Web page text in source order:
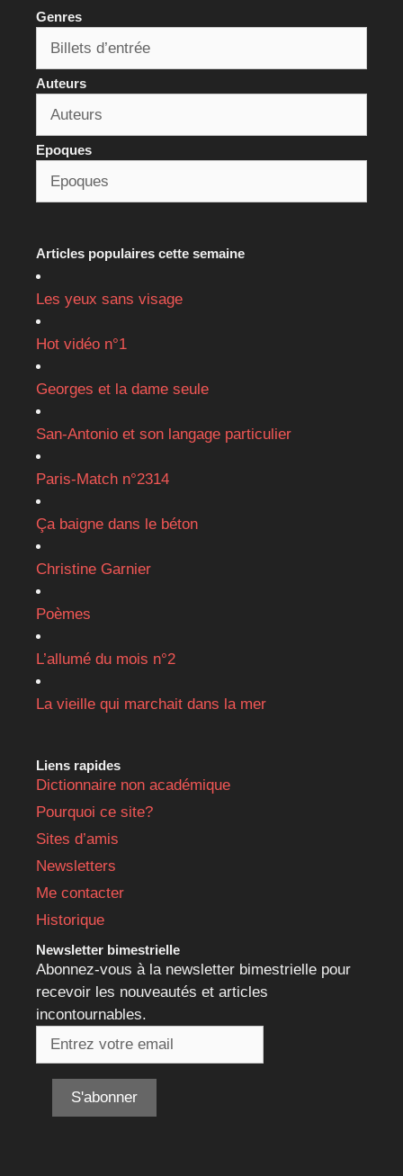
Genres
Auteurs
Epoques
Articles populaires cette semaine
Les yeux sans visage
Hot vidéo n°1
Georges et la dame seule
San-Antonio et son langage particulier
Paris-Match n°2314
Ça baigne dans le béton
Christine Garnier
Poèmes
L’allumé du mois n°2
La vieille qui marchait dans la mer
Liens rapides
Dictionnaire non académique
Pourquoi ce site?
Sites d’amis
Newsletters
Me contacter
Historique
Newsletter bimestrielle
Abonnez-vous à la newsletter bimestrielle pour
recevoir les nouveautés et articles
incontournables.